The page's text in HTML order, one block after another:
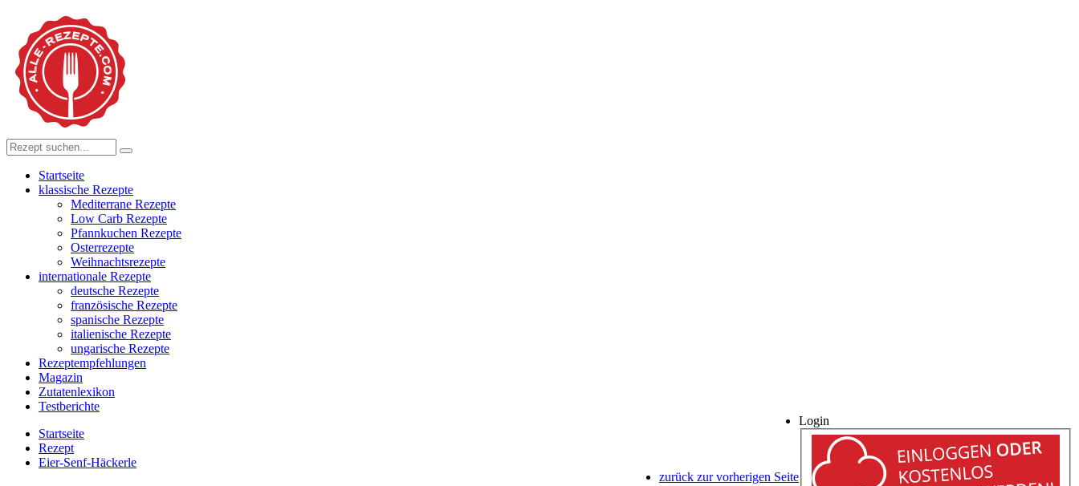
Startseite
klassische Rezepte
Mediterrane Rezepte
Low Carb Rezepte
Pfannkuchen Rezepte
Osterrezepte
Weihnachtsrezepte
internationale Rezepte
deutsche Rezepte
französische Rezepte
spanische Rezepte
italienische Rezepte
ungarische Rezepte
Rezeptempfehlungen
Magazin
Zutatenlexikon
Testberichte
Login
Startseite
Rezept
Eier-Senf-Häckerle
zurück zur vorherigen Seite